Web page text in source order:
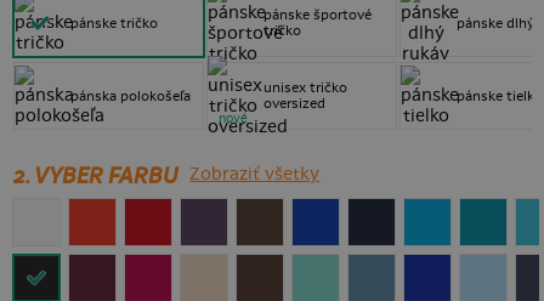
pánske tričko
pánska polokošeľa
pánske športové
tričko
unisex tričko
oversized
nové
pánske dlhý
pánske tielko
2. VYBER FARBU Zobraziť všetky